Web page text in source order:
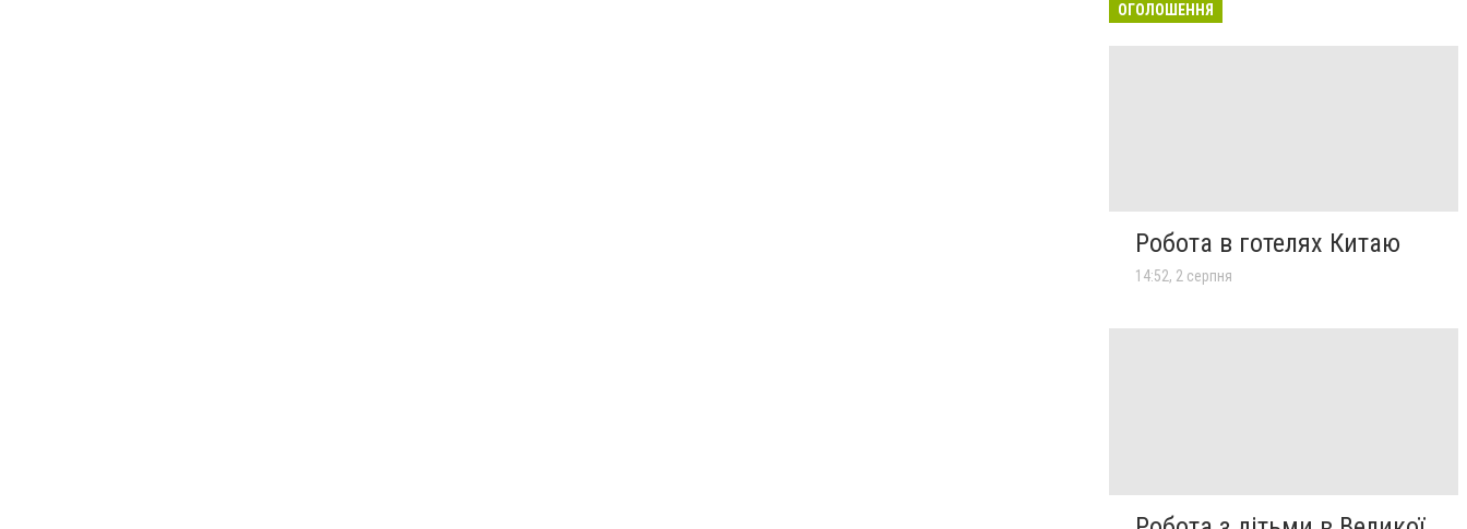
ОГОЛОШЕННЯ
Робота в готелях Китаю
14:52, 2 серпня